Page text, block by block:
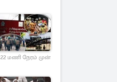
22 மணி நேரம் முன்